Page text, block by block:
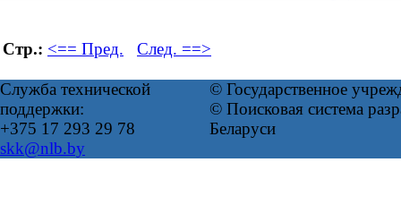
Стр.: <== Пред. След. ==>
Служба технической
поддержки:
+375 17 293 29 78
skk@nlb.by
© Государственное
© Поисковая система
Беларуси